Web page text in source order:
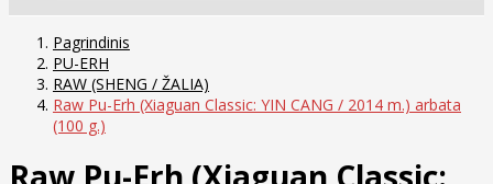
Pagrindinis
PU-ERH
RAW (SHENG / ŽALIA)
Raw Pu-Erh (Xiaguan Classic: YIN CANG / 2014 m.) arbata
(100 g.)